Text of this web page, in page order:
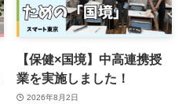
【保健×国境】中高連携授
業を実施しました！
2026年8月2日